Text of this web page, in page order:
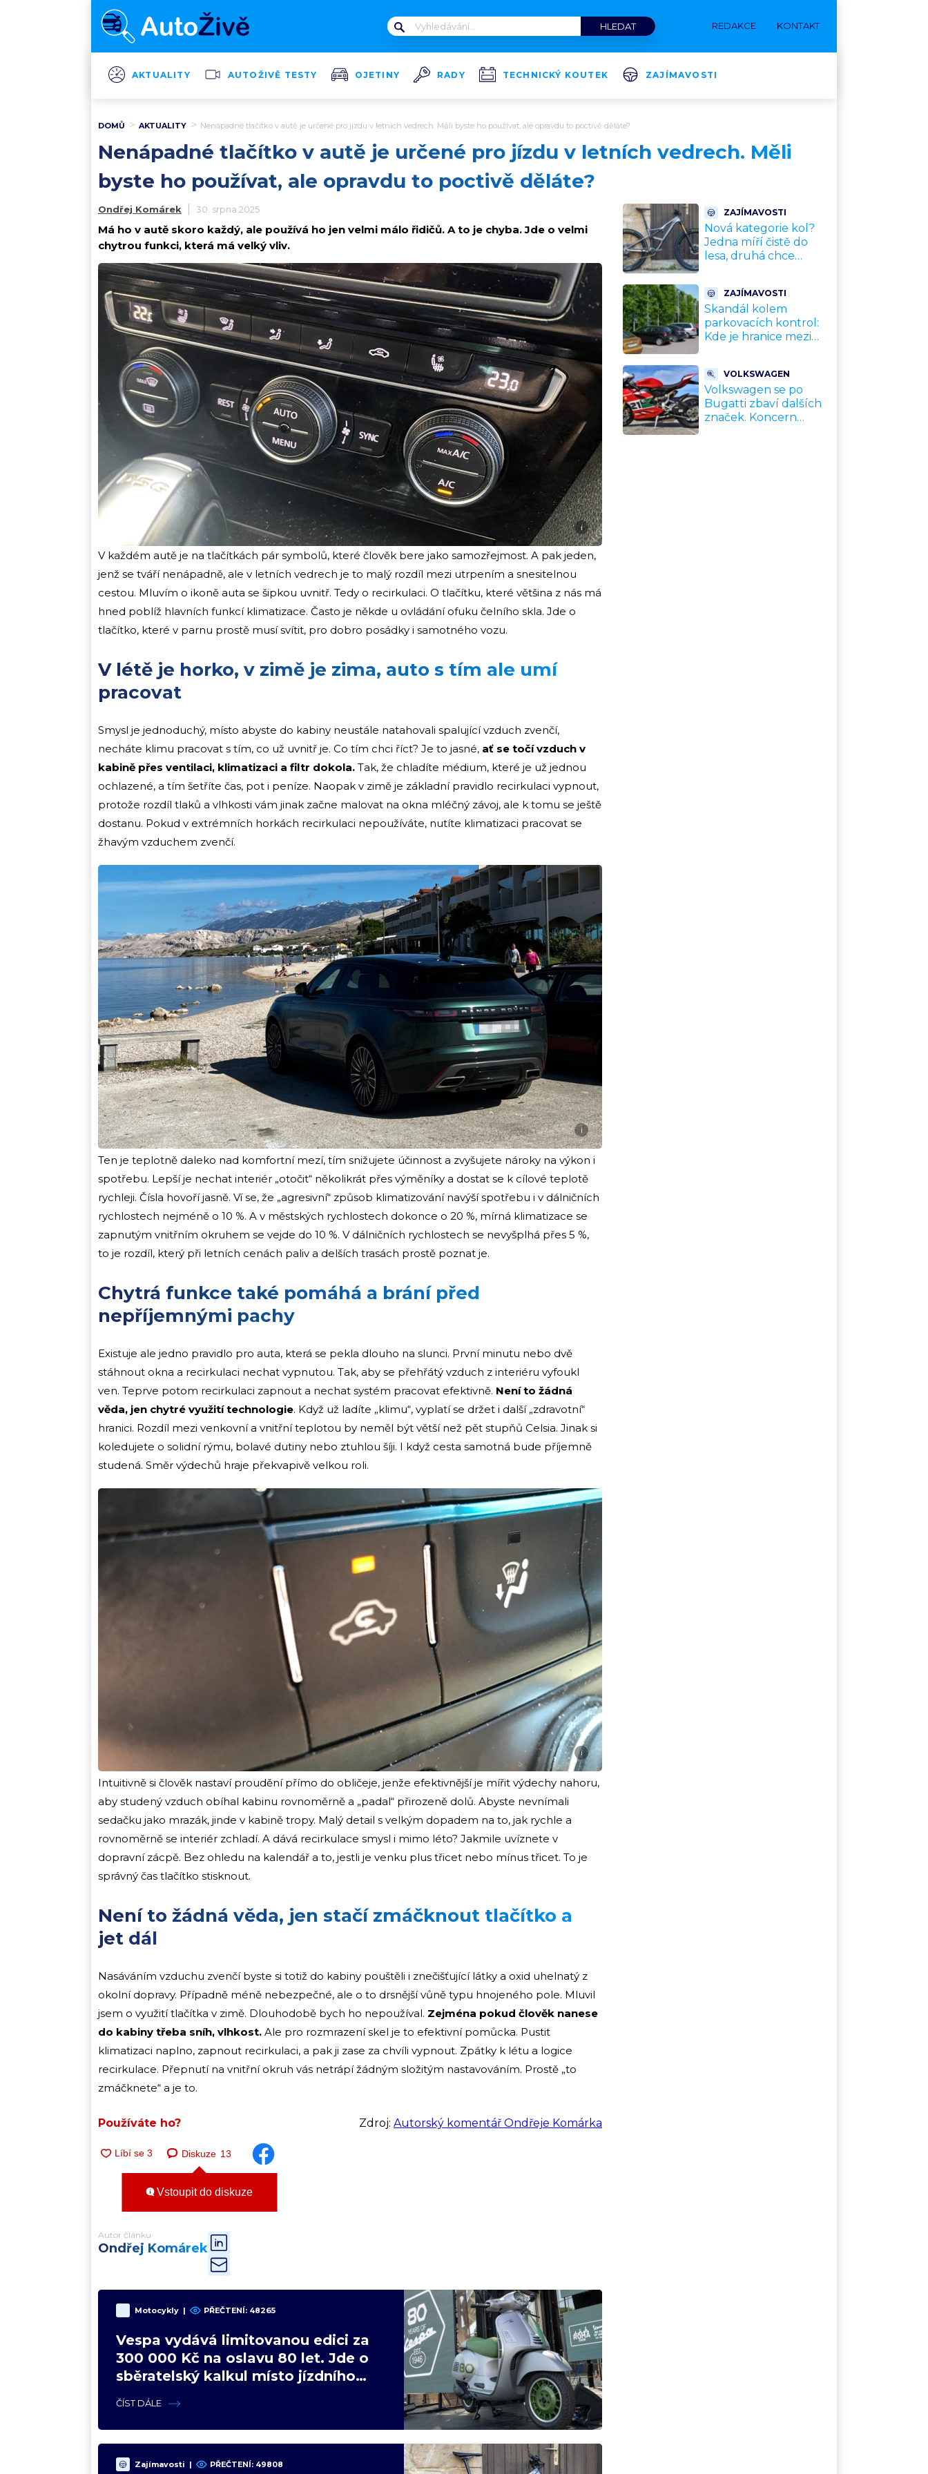
REDAKCE KONTAKT
AKTUALITY AUTOŽIVĚ TESTY OJETINY RADY TECHNICKÝ KOUTEK ZAJÍMAVOSTI
DOMŮ AKTUALITY Nenápadné tlačítko v autě je určené pro jízdu v letních vedrech. Měli byste ho používat, ale opravdu to poctivě děláte?
Nenápadné tlačítko v autě je určené pro jízdu v letních vedrech. Měli
byste ho používat, ale opravdu to poctivě děláte?
Ondřej Komárek 30. srpna 2025
Má ho v autě skoro každý, ale používá ho jen velmi málo řidičů. A to je chyba. Jde o velmi
chytrou funkci, která má velký vliv.
i
V každém autě je na tlačítkách pár symbolů, které člověk bere jako samozřejmost. A pak jeden,
jenž se tváří nenápadně, ale v letních vedrech je to malý rozdíl mezi utrpením a snesitelnou
cestou. Mluvím o ikoně auta se šipkou uvnitř. Tedy o recirkulaci. O tlačítku, které většina z nás má
hned poblíž hlavních funkcí klimatizace. Často je někde u ovládání ofuku čelního skla. Jde o
tlačítko, které v parnu prostě musí svítit, pro dobro posádky i samotného vozu.
V létě je horko, v zimě je zima, auto s tím ale umí
pracovat
Smysl je jednoduchý, místo abyste do kabiny neustále natahovali spalující vzduch zvenčí,
necháte klimu pracovat s tím, co už uvnitř je. Co tím chci říct? Je to jasné, ať se točí vzduch v
kabině přes ventilaci, klimatizaci a filtr dokola. Tak, že chladíte médium, které je už jednou
ochlazené, a tím šetříte čas, pot i peníze. Naopak v zimě je základní pravidlo recirkulaci vypnout,
protože rozdíl tlaků a vlhkosti vám jinak začne malovat na okna mléčný závoj, ale k tomu se ještě
dostanu. Pokud v extrémních horkách recirkulaci nepoužíváte, nutíte klimatizaci pracovat se
žhavým vzduchem zvenčí.
i
Ten je teplotně daleko nad komfortní mezí, tím snižujete účinnost a zvyšujete nároky na výkon i
spotřebu. Lepší je nechat interiér „otočit“ několikrát přes výměníky a dostat se k cílové teplotě
rychleji. Čísla hovoří jasně. Ví se, že „agresivní“ způsob klimatizování navýší spotřebu i v dálničních
rychlostech nejméně o 10 %. A v městských rychlostech dokonce o 20 %, mírná klimatizace se
zapnutým vnitřním okruhem se vejde do 10 %. V dálničních rychlostech se nevyšplhá přes 5 %,
to je rozdíl, který při letních cenách paliv a delších trasách prostě poznat je.
Chytrá funkce také pomáhá a brání před
nepříjemnými pachy
Existuje ale jedno pravidlo pro auta, která se pekla dlouho na slunci. První minutu nebo dvě
stáhnout okna a recirkulaci nechat vypnutou. Tak, aby se přehřátý vzduch z interiéru vyfoukl
ven. Teprve potom recirkulaci zapnout a nechat systém pracovat efektivně. Není to žádná
věda, jen chytré využití technologie. Když už ladíte „klimu“, vyplatí se držet i další „zdravotní“
hranici. Rozdíl mezi venkovní a vnitřní teplotou by neměl být větší než pět stupňů Celsia. Jinak si
koledujete o solidní rýmu, bolavé dutiny nebo ztuhlou šíji. I když cesta samotná bude příjemně
studená. Směr výdechů hraje překvapivě velkou roli.
i
Intuitivně si člověk nastaví proudění přímo do obličeje, jenže efektivnější je mířit výdechy nahoru,
aby studený vzduch obíhal kabinu rovnoměrně a „padal“ přirozeně dolů. Abyste nevnímali
sedačku jako mrazák, jinde v kabině tropy. Malý detail s velkým dopadem na to, jak rychle a
rovnoměrně se interiér zchladí. A dává recirkulace smysl i mimo léto? Jakmile uvíznete v
dopravní zácpě. Bez ohledu na kalendář a to, jestli je venku plus třicet nebo mínus třicet. To je
správný čas tlačítko stisknout.
Není to žádná věda, jen stačí zmáčknout tlačítko a
jet dál
Nasáváním vzduchu zvenčí byste si totiž do kabiny pouštěli i znečišťující látky a oxid uhelnatý z
okolní dopravy. Případně méně nebezpečné, ale o to drsnější vůně typu hnojeného pole. Mluvil
jsem o využití tlačítka v zimě. Dlouhodobě bych ho nepoužíval. Zejména pokud člověk nanese
do kabiny třeba sníh, vlhkost. Ale pro rozmrazení skel je to efektivní pomůcka. Pustit
klimatizaci naplno, zapnout recirkulaci, a pak ji zase za chvíli vypnout. Zpátky k létu a logice
recirkulace. Přepnutí na vnitřní okruh vás netrápí žádným složitým nastavováním. Prostě „to
zmáčknete“ a je to.
Používáte ho? Zdroj: Autorský komentář Ondřeje Komárka
Diskuze 13
Vstoupit do diskuze
Autor článku
Ondřej Komárek
Motocykly | PŘEČTENÍ: 48265
Vespa vydává limitovanou edici za
300 000 Kč na oslavu 80 let. Jde o
sběratelský kalkul místo jízdního
upgradu
ČÍST DÁLE
Zajímavosti | PŘEČTENÍ: 49808
ZAJÍMAVOSTI
Nová kategorie kol?
Jedna míří čistě do
lesa, druhá chce
rozporuplné názory
ZAJÍMAVOSTI
Skandál kolem
parkovacích kontrol:
Kde je hranice mezi
výhoda, velký
problém
VOLKSWAGEN
Volkswagen se po
Bugatti zbaví dalších
značek. Koncern